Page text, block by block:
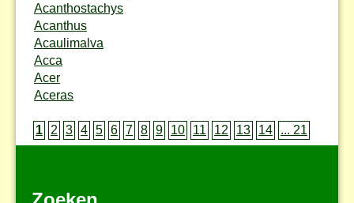
Acanthostachys
Acanthus
Acaulimalva
Acca
Acer
Aceras
1 2 3 4 5 6 7 8 9 10 11 12 13 14 ... 21